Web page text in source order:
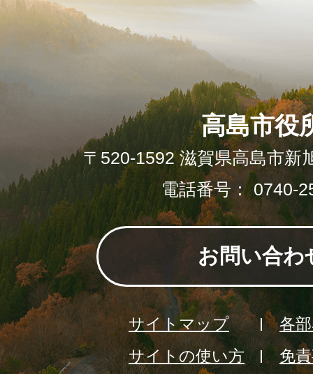
高島市役
〒520-1592 滋賀県高島市新
電話番号： 0740-
お問い合わ
サイトマップ
各
サイトの使い方
免